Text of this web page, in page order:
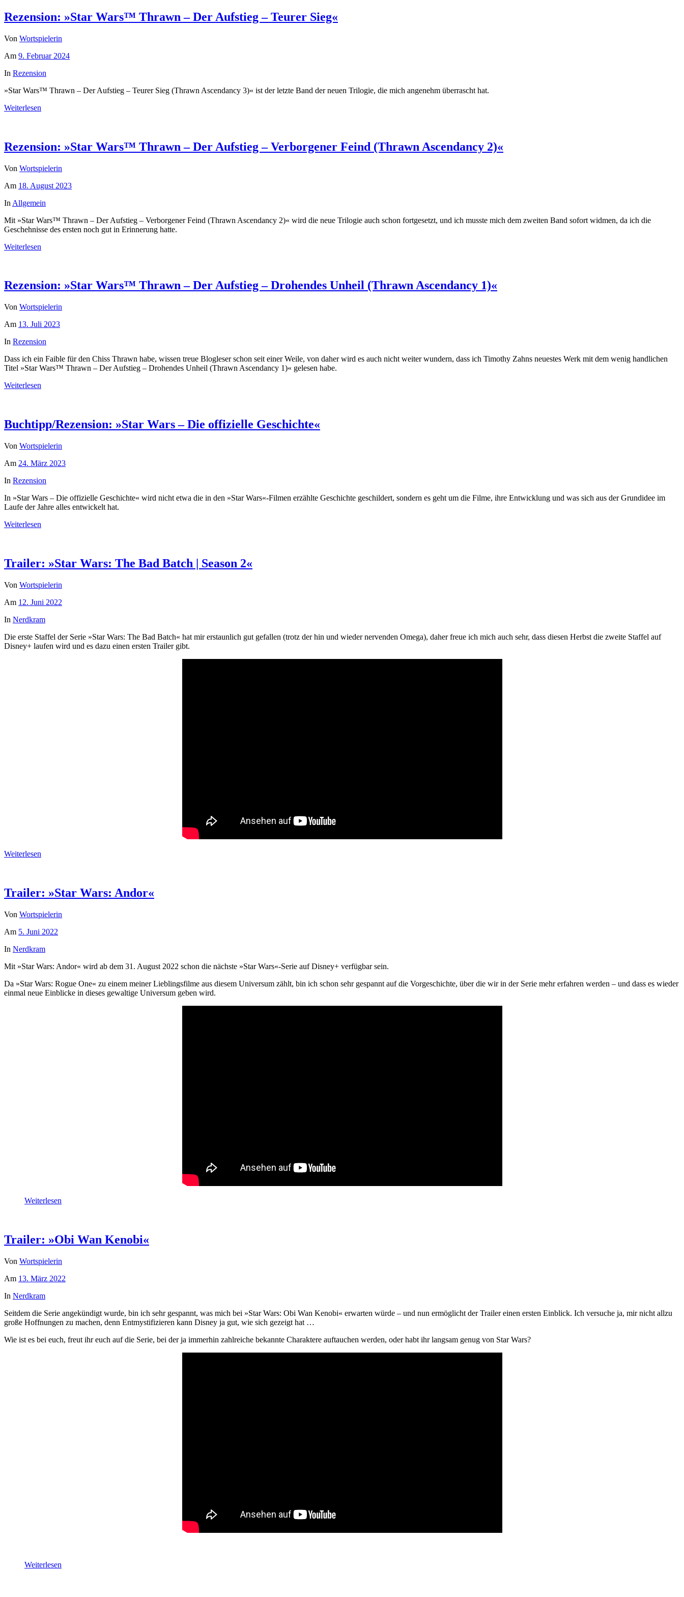
Rezension: »Star Wars™ Thrawn – Der Aufstieg – Teurer Sieg«
Von Wortspielerin
Am 9. Februar 2024
In Rezension
»Star Wars™ Thrawn – Der Aufstieg – Teurer Sieg (Thrawn Ascendancy 3)« ist der letzte Band der neuen Trilogie, die mich angenehm überrascht hat.
Weiterlesen
Rezension: »Star Wars™ Thrawn – Der Aufstieg – Verborgener Feind (Thrawn Ascendancy 2)«
Von Wortspielerin
Am 18. August 2023
In Allgemein
Mit »Star Wars™ Thrawn – Der Aufstieg – Verborgener Feind (Thrawn Ascendancy 2)« wird die neue Trilogie auch schon fortgesetzt, und ich musste mich dem zweiten Band sofort widmen, da ich die
Geschehnisse des ersten noch gut in Erinnerung hatte.
Weiterlesen
Rezension: »Star Wars™ Thrawn – Der Aufstieg – Drohendes Unheil (Thrawn Ascendancy 1)«
Von Wortspielerin
Am 13. Juli 2023
In Rezension
Dass ich ein Faible für den Chiss Thrawn habe, wissen treue Blogleser schon seit einer Weile, von daher wird es auch nicht weiter wundern, dass ich Timothy Zahns neuestes Werk mit dem wenig handlichen
Titel »Star Wars™ Thrawn – Der Aufstieg – Drohendes Unheil (Thrawn Ascendancy 1)« gelesen habe.
Weiterlesen
Buchtipp/Rezension: »Star Wars – Die offizielle Geschichte«
Von Wortspielerin
Am 24. März 2023
In Rezension
In »Star Wars – Die offizielle Geschichte« wird nicht etwa die in den »Star Wars«-Filmen erzählte Geschichte geschildert, sondern es geht um die Filme, ihre Entwicklung und was sich aus der Grundidee im
Laufe der Jahre alles entwickelt hat.
Weiterlesen
Trailer: »Star Wars: The Bad Batch | Season 2«
Von Wortspielerin
Am 12. Juni 2022
In Nerdkram
Die erste Staffel der Serie »Star Wars: The Bad Batch« hat mir erstaunlich gut gefallen (trotz der hin und wieder nervenden Omega), daher freue ich mich auch sehr, dass diesen Herbst die zweite Staffel auf
Disney+ laufen wird und es dazu einen ersten Trailer gibt.
Weiterlesen
Trailer: »Star Wars: Andor«
Von Wortspielerin
Am 5. Juni 2022
In Nerdkram
Mit »Star Wars: Andor« wird ab dem 31. August 2022 schon die nächste »Star Wars«-Serie auf Disney+ verfügbar sein.
Da »Star Wars: Rogue One« zu einem meiner Lieblingsfilme aus diesem Universum zählt, bin ich schon sehr gespannt auf die Vorgeschichte, über die wir in der Serie mehr erfahren werden – und dass es wieder
einmal neue Einblicke in dieses gewaltige Universum geben wird.
Weiterlesen
Trailer: »Obi Wan Kenobi«
Von Wortspielerin
Am 13. März 2022
In Nerdkram
Seitdem die Serie angekündigt wurde, bin ich sehr gespannt, was mich bei »Star Wars: Obi Wan Kenobi« erwarten würde – und nun ermöglicht der Trailer einen ersten Einblick. Ich versuche ja, mir nicht allzu
große Hoffnungen zu machen, denn Entmystifizieren kann Disney ja gut, wie sich gezeigt hat …
Wie ist es bei euch, freut ihr euch auf die Serie, bei der ja immerhin zahlreiche bekannte Charaktere auftauchen werden, oder habt ihr langsam genug von Star Wars?
Weiterlesen